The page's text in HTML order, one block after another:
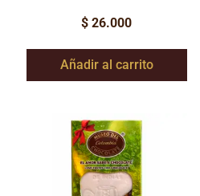
$ 26.000
Añadir al carrito